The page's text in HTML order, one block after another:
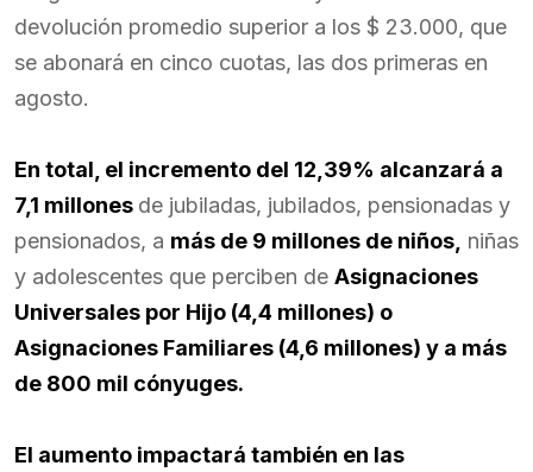
devolución promedio superior a los $ 23.000, que
se abonará en cinco cuotas, las dos primeras en
agosto.
En total, el incremento del 12,39% alcanzará a
7,1 millones de jubiladas, jubilados, pensionadas y
pensionados, a más de 9 millones de niños, niñas
y adolescentes que perciben de Asignaciones
Universales por Hijo (4,4 millones) o
Asignaciones Familiares (4,6 millones) y a más
de 800 mil cónyuges.
El aumento impactará también en las